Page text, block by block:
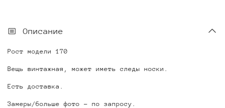
Описание
Рост модели 170
Вещь винтажная, может иметь следы носки.
Есть доставка.
Замеры/больше фото - по запросу.